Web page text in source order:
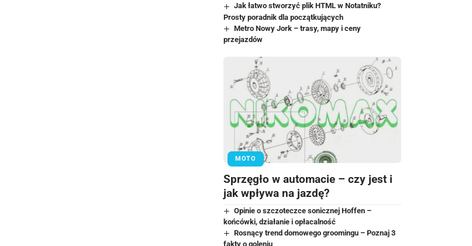
Jak łatwo stworzyć plik HTML w Notatniku?
Prosty poradnik dla początkujących
Metro Nowy Jork – trasy, mapy i ceny
przejazdów
MOTO
Sprzęgło w automacie – czy jest i
jak wpływa na jazdę?
Opinie o szczoteczce sonicznej Hoffen –
końcówki, działanie i opłacalność
Rosnący trend domowego groomingu – Poznaj 3
fakty o goleniu